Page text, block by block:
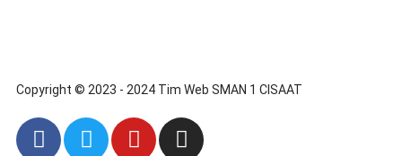
Copyright © 2023 - 2024 Tim Web SMAN 1 CISAAT